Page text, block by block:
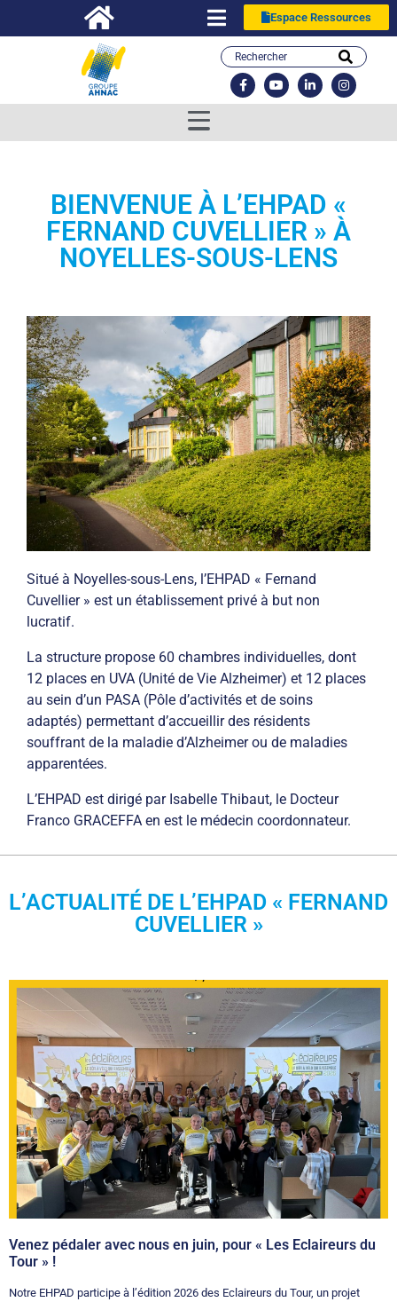
Espace Ressources
BIENVENUE À L’EHPAD «
FERNAND CUVELLIER » À
NOYELLES-SOUS-LENS
Situé à Noyelles-sous-Lens, l’EHPAD « Fernand
Cuvellier » est un établissement privé à but non
lucratif.
La structure propose 60 chambres individuelles, dont
12 places en UVA (Unité de Vie Alzheimer) et 12 places
au sein d’un PASA (Pôle d’activités et de soins
adaptés) permettant d’accueillir des résidents
souffrant de la maladie d’Alzheimer ou de maladies
apparentées.
L’EHPAD est dirigé par Isabelle Thibaut, le Docteur
Franco GRACEFFA en est le médecin coordonnateur.
L’ACTUALITÉ DE L’EHPAD « FERNAND
CUVELLIER »
Venez pédaler avec nous en juin, pour « Les Eclaireurs du
Tour » !
Notre EHPAD participe à l’édition 2026 des Eclaireurs du Tour, un projet